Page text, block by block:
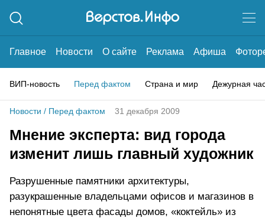
Главное Новости О сайте Реклама Афиша
ВИП-новость Перед фактом Страна и мир Дежурная
Новости / Перед фактом 31 декабря 2009
Мнение эксперта: вид города
изменит лишь главный художник
Разрушенные памятники архитектуры,
разукрашенные владельцами офисов и магазинов в
непонятные цвета фасады домов, «коктейль» из